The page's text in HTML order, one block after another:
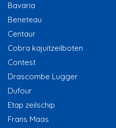
Bavaria
Beneteau
Centaur
Cobra kajuitzeilboten
Contest
Drascombe Lugger
Dufour
Etap zeilschip
Frans Maas